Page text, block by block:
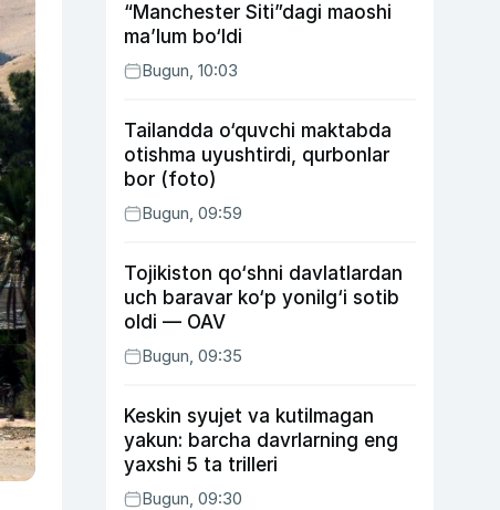
“Manchester Siti”dagi maoshi
ma’lum bo‘ldi
Bugun, 10:03
Tailandda o‘quvchi maktabda
otishma uyushtirdi, qurbonlar
bor (foto)
Bugun, 09:59
Tojikiston qo‘shni davlatlardan
uch baravar ko‘p yonilg‘i sotib
oldi — OAV
Bugun, 09:35
Keskin syujet va kutilmagan
yakun: barcha davrlarning eng
yaxshi 5 ta trilleri
Bugun, 09:30